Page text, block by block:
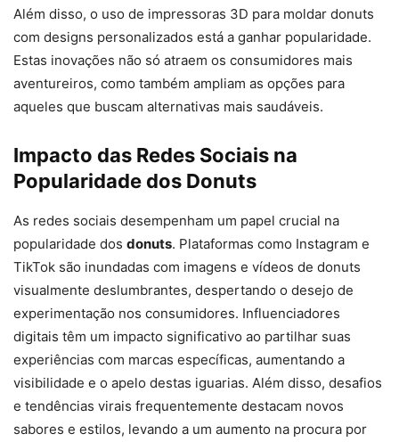
Além disso, o uso de impressoras 3D para moldar donuts
com designs personalizados está a ganhar popularidade.
Estas inovações não só atraem os consumidores mais
aventureiros, como também ampliam as opções para
aqueles que buscam alternativas mais saudáveis.
Impacto das Redes Sociais na
Popularidade dos Donuts
As redes sociais desempenham um papel crucial na
popularidade dos donuts. Plataformas como Instagram e
TikTok são inundadas com imagens e vídeos de donuts
visualmente deslumbrantes, despertando o desejo de
experimentação nos consumidores. Influenciadores
digitais têm um impacto significativo ao partilhar suas
experiências com marcas específicas, aumentando a
visibilidade e o apelo destas iguarias. Além disso, desafios
e tendências virais frequentemente destacam novos
sabores e estilos, levando a um aumento na procura por